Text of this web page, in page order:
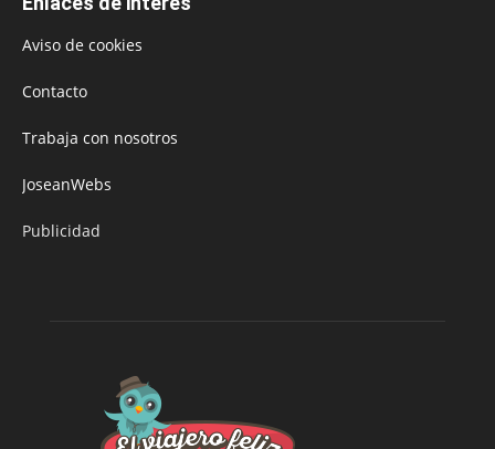
Aviso de cookies
Contacto
Trabaja con nosotros
JoseanWebs
Publicidad